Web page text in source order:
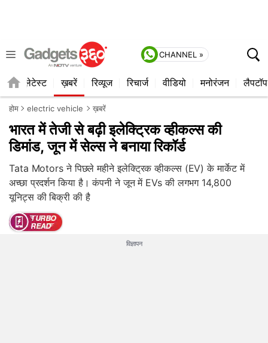
CHANNEL »
लेटेस्ट ख़बरें रिव्यूज रिचार्ज वीडियो मनोरंजन लैपटॉप
होम electric vehicle ख़बरें
भारत में तेजी से बढ़ी इलेक्ट्रिक व्हीकल्स की
डिमांड, जून में सेल्स ने बनाया रिकॉर्ड
Tata Motors ने पिछले महीने इलेक्ट्रिक व्हीकल्स (EV) के मार्केट में
अच्छा प्रदर्शन किया है। कंपनी ने जून में EVs की लगभग 14,800
यूनिट्स की बिक्री की है
विज्ञापन